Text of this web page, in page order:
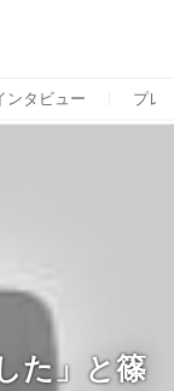
ンタビュー プレ
た」と篠